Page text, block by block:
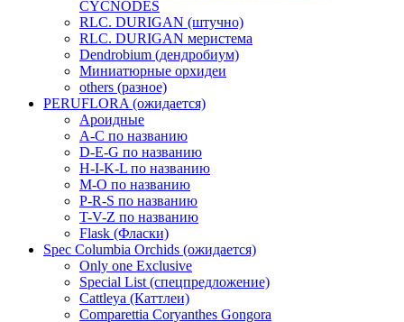
CYCNODES
RLC. DURIGAN (штучно)
RLC. DURIGAN меристема
Dendrobium (дендробиум)
Миниатюрные орхидеи
others (разное)
PERUFLORA (ожидается)
Ароидные
A-C по названию
D-E-G по названию
H-I-K-L по названию
M-O по названию
P-R-S по названию
T-V-Z по названию
Flask (Фласки)
Spec Columbia Orchids (ожидается)
Only one Exclusive
Special List (спецпредложение)
Cattleya (Каттлеи)
Comparettia Coryanthes Gongora